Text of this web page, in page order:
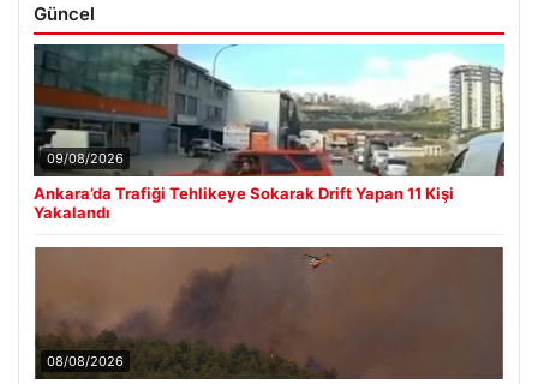
Güncel
09/08/2026
Ankara’da Trafiği Tehlikeye Sokarak Drift Yapan 11 Kişi
Yakalandı
08/08/2026